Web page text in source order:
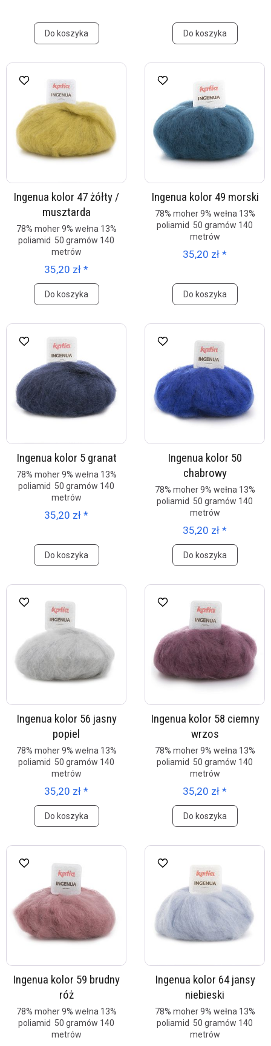
Do koszyka Do koszyka
Ingenua kolor 47 żółty /
musztarda
78% moher 9% wełna 13%
poliamid 50 gramów 140
metrów
35,20 zł *
Do koszyka
Ingenua kolor 49 morski
78% moher 9% wełna 13%
poliamid 50 gramów 140
metrów
35,20 zł *
Do koszyka
Ingenua kolor 5 granat
78% moher 9% wełna 13%
poliamid 50 gramów 140
metrów
35,20 zł *
Do koszyka
Ingenua kolor 50
chabrowy
78% moher 9% wełna 13%
poliamid 50 gramów 140
metrów
35,20 zł *
Do koszyka
Ingenua kolor 56 jasny
popiel
78% moher 9% wełna 13%
poliamid 50 gramów 140
metrów
35,20 zł *
Do koszyka
Ingenua kolor 58 ciemny
wrzos
78% moher 9% wełna 13%
poliamid 50 gramów 140
metrów
35,20 zł *
Do koszyka
Ingenua kolor 59 brudny
róż
78% moher 9% wełna 13%
poliamid 50 gramów 140
metrów
Ingenua kolor 64 jansy
niebieski
78% moher 9% wełna 13%
poliamid 50 gramów 140
metrów